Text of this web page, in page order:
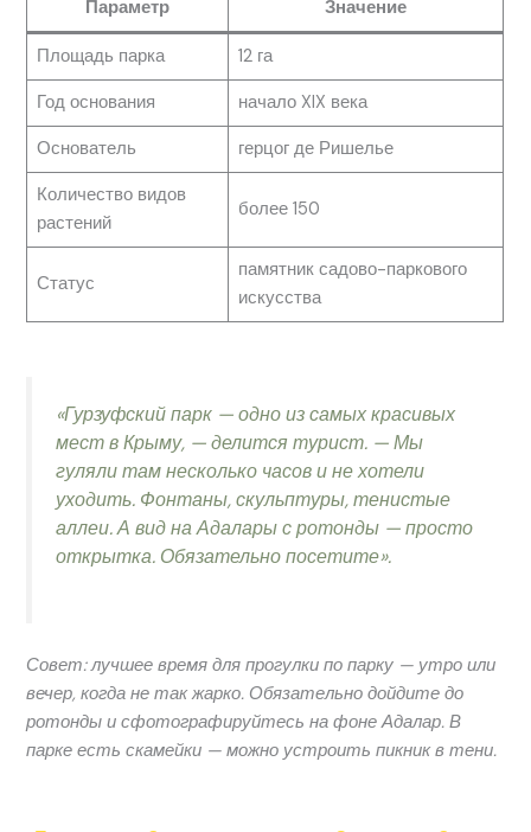
Параметр Значение
Площадь парка 12 га
Год основания начало XIX века
Основатель герцог де Ришелье
Количество видов
растений
более 150
Статус
памятник садово-паркового
искусства
«Гурзуфский парк — одно из самых красивых
мест в Крыму, — делится турист. — Мы
гуляли там несколько часов и не хотели
уходить. Фонтаны, скульптуры, тенистые
аллеи. А вид на Адалары с ротонды — просто
открытка. Обязательно посетите».
Совет: лучшее время для прогулки по парку — утро или
вечер, когда не так жарко. Обязательно дойдите до
ротонды и сфотографируйтесь на фоне Адалар. В
парке есть скамейки — можно устроить пикник в тени.